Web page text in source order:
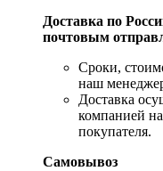
Доставка по
почтовым
Сроки,
наш
Доставка
компанией
покупателя.
Самовывоз